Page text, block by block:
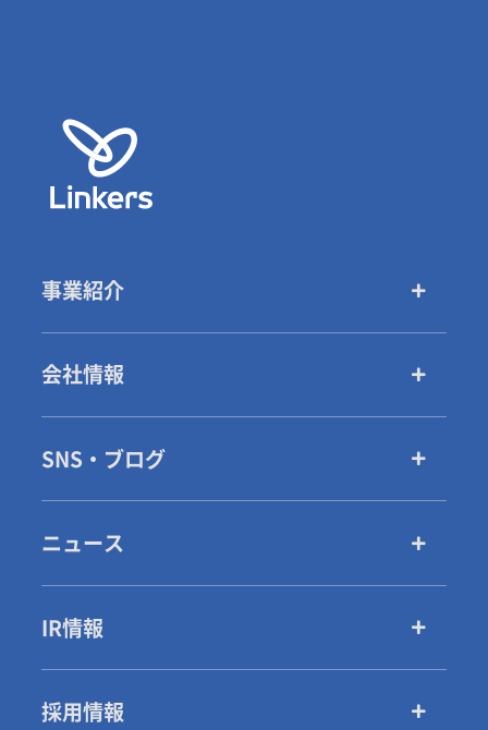
事業紹介
会社情報
SNS・ブログ
ニュース
IR情報
採用情報